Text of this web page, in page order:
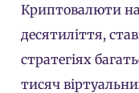
Криптовалюти
десятиліття,
стратегіях
тисяч